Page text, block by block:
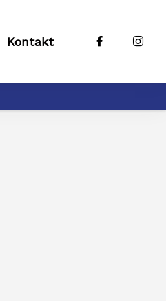
Kontakt